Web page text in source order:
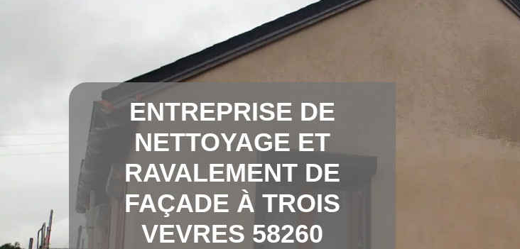
ENTREPRISE DE
NETTOYAGE ET
RAVALEMENT DE
FAÇADE À TROIS
VEVRES 58260